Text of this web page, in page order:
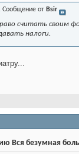
Сообщение от Bsir
считать своим
налоги.
Вся безумная